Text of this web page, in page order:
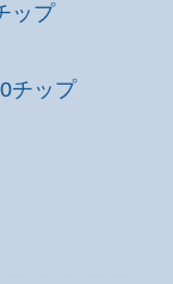
ップ
チップ